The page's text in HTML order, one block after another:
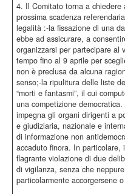
4. Il Comitato torna a
prossima scadenza
legalità :-la fissazione di una
ebbe ad assicurare, a
organizzarsi per partecipare
tempo fino al 9 aprile per
non è preclusa da alcuna
senso;-la ripulitura delle liste
“morti e fantasmi”, il cui
una competizione
impegna gli organi dirigenti a
e giudiziaria, nazionale e
di informazione non
accaduto finora. In
flagrante violazione di due
di vigilanza, senza che
particolarmente accorgersene